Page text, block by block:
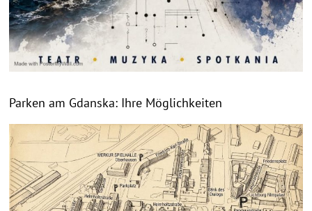
Parken am Gdanska: Ihre Möglichkeiten